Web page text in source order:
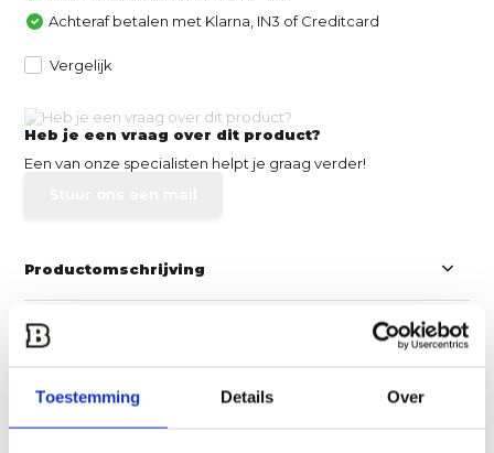
Toestemming Details Over
Achteraf betalen met Klarna, IN3 of Creditcard
Vergelijk
Heb je een vraag over dit product?
Een van onze specialisten helpt je graag verder!
Productomschrijving
Specificaties
Reviews